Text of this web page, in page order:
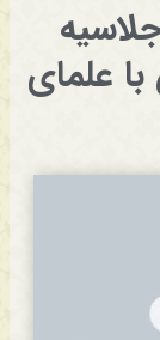
علمای